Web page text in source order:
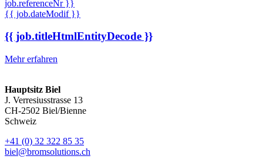
job.referenceNr }}
{{ job.dateModif }}
{{ job.titleHtmlEntityDecode }}
Mehr erfahren
Hauptsitz Biel
J. Verresiusstrasse 13
CH-2502 Biel/Bienne
Schweiz
+41 (0) 32 322 85 35
biel@bromsolutions.ch